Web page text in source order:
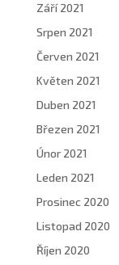
Září 2021
Srpen 2021
Červen 2021
Květen 2021
Duben 2021
Březen 2021
Únor 2021
Leden 2021
Prosinec 2020
Listopad 2020
Říjen 2020